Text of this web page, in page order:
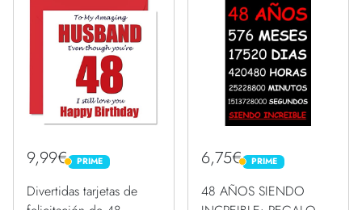
hermana, amiga, 145
9,99€ PRIME
PRIME
Divertidas tarjetas de
6,75€ PRIME
PRIME
48 AÑOS SIENDO